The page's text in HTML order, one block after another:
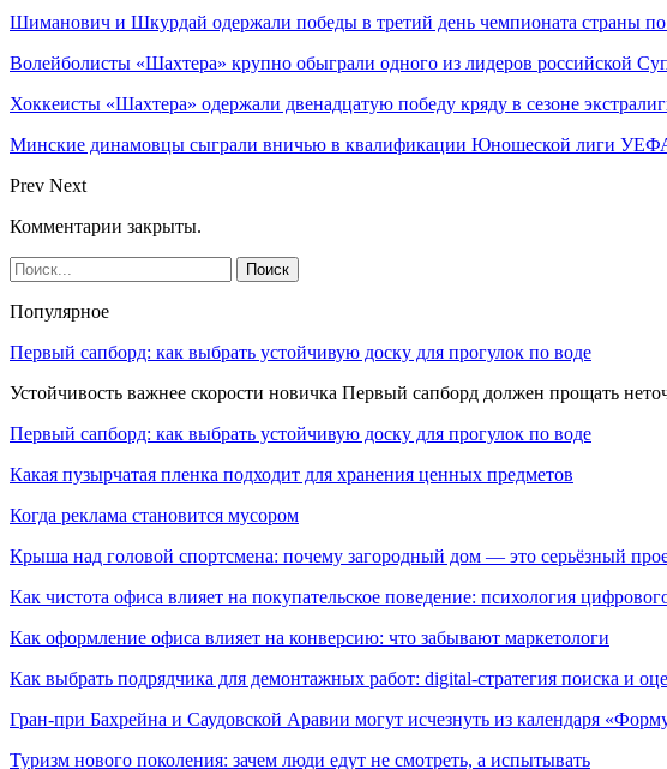
Шиманович и Шкурдай одержали победы в третий день чемпионата страны
Волейболисты «Шахтера» крупно обыграли одного из лидеров российской
Хоккеисты «Шахтера» одержали двенадцатую победу кряду в сезоне
Минские динамовцы сыграли вничью в квалификации Юношеской лиги
Prev Next
Комментарии закрыты.
Популярное
Первый сапборд: как выбрать устойчивую доску для прогулок по воде
Устойчивость важнее скорости новичка Первый сапборд должен прощать
Первый сапборд: как выбрать устойчивую доску для прогулок по воде
Какая пузырчатая пленка подходит для хранения ценных предметов
Когда реклама становится мусором
Крыша над головой спортсмена: почему загородный дом — это серьёзный
Как чистота офиса влияет на покупательское поведение: психология
Как оформление офиса влияет на конверсию: что забывают маркетологи
Как выбрать подрядчика для демонтажных работ: digital-стратегия поиска и
Гран-при Бахрейна и Саудовской Аравии могут исчезнуть из календаря
Туризм нового поколения: зачем люди едут не смотреть, а испытывать